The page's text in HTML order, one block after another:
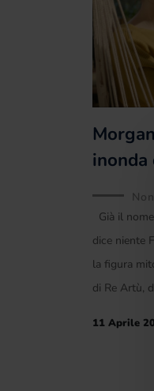
Già il
dice niente
la figura
di Re Artù,
11 Aprile